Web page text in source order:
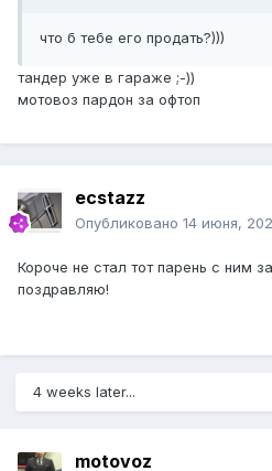
что б тебе его продать?)))
тандер уже в гараже ;-))
мотовоз пардон за офтоп
ecstazz
Опубликовано 14 июня,
Короче не стал тот парень с ним
поздравляю!
4 weeks later...
motovoz